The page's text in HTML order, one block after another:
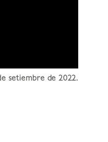
setiembre de 2022.